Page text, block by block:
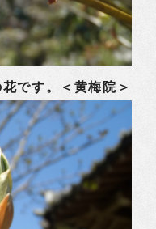
です。＜黄梅院＞